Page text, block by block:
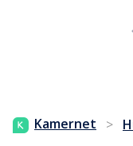
Kamernet >